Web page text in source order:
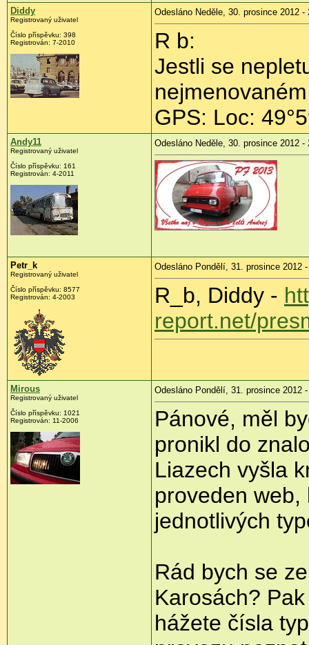
Diddy
Registrovaný uživatel
Číslo příspěvku: 398
Registrován: 7-2010
Odesláno Neděle, 30. prosince 2012 -
R b:
Jestli se
GPS: Loc:
Andy11
Registrovaný uživatel
Číslo příspěvku: 161
Registrován: 4-2011
Odesláno Neděle, 30. prosince 2012 -
Petr_k
Registrovaný uživatel
Číslo příspěvku: 8577
Registrován: 4-2003
Odesláno Pondělí, 31. prosince 2012
R_b, Diddy -
report.net/
Mirous
Registrovaný uživatel
Číslo příspěvku: 1021
Registrován: 11-2006
Odesláno Pondělí, 31. prosince 2012 -
Pánové, měl
pronikl do
Liazech vyšla
proveden
jednotlivých
Rád bych se
Karosách?
hážete čísla